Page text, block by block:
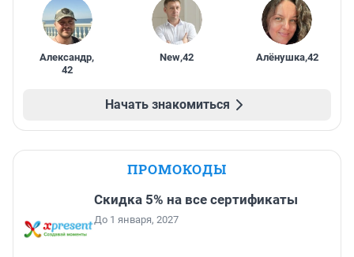
Александр,
42
New,42 Алёнушка,42
Начать знакомиться
ПРОМОКОДЫ
Скидка 5% на все сертификаты
До 1 января, 2027